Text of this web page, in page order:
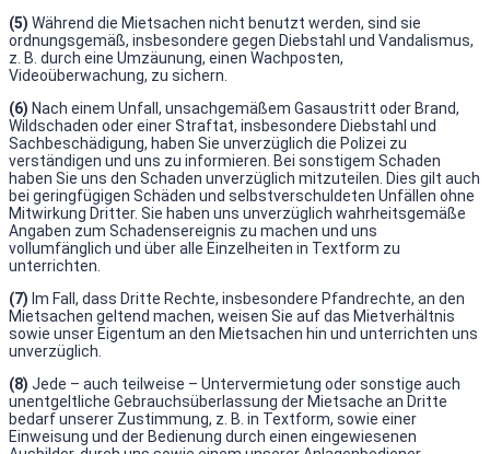
(5) Während die Mietsachen nicht benutzt werden, sind sie
ordnungsgemäß, insbesondere gegen Diebstahl und Vandalismus,
z. B. durch eine Umzäunung, einen Wachposten,
Videoüberwachung, zu sichern.
(6) Nach einem Unfall, unsachgemäßem Gasaustritt oder Brand,
Wildschaden oder einer Straftat, insbesondere Diebstahl und
Sachbeschädigung, haben Sie unverzüglich die Polizei zu
verständigen und uns zu informieren. Bei sonstigem Schaden
haben Sie uns den Schaden unverzüglich mitzuteilen. Dies gilt auch
bei geringfügigen Schäden und selbstverschuldeten Unfällen ohne
Mitwirkung Dritter. Sie haben uns unverzüglich wahrheitsgemäße
Angaben zum Schadensereignis zu machen und uns
vollumfänglich und über alle Einzelheiten in Textform zu
unterrichten.
(7) Im Fall, dass Dritte Rechte, insbesondere Pfandrechte, an den
Mietsachen geltend machen, weisen Sie auf das Mietverhältnis
sowie unser Eigentum an den Mietsachen hin und unterrichten uns
unverzüglich.
(8) Jede – auch teilweise – Untervermietung oder sonstige auch
unentgeltliche Gebrauchsüberlassung der Mietsache an Dritte
bedarf unserer Zustimmung, z. B. in Textform, sowie einer
Einweisung und der Bedienung durch einen eingewiesenen